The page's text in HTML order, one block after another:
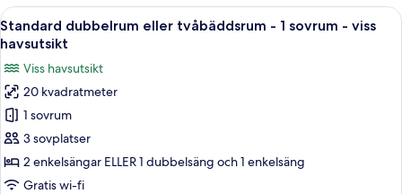
rum
Öppna
alla
för
Standard
dubbelrum
eller
tvåbäddsrum
-
Ett hotellrum med två sängar, ett
12
Standard dubbelrum eller tvåbäddsrum - 1 sovrum - viss
havsutsikt
Viss havsutsikt
20 kvadratmeter
1 sovrum
3 sovplatser
2 enkelsängar ELLER 1 dubbelsäng och 1 enkelsäng
Gratis wi-fi